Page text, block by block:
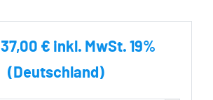
37,00 € inkl. MwSt. 19%
(Deutschland)